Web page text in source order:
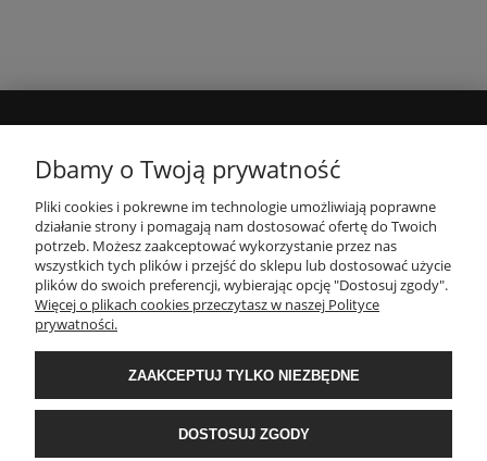
INFORMACJE
PŁATNOŚCI I DOSTAWA
O NAS
POPULARNE KATEGORIE
Dbamy o Twoją prywatność
Pliki cookies i pokrewne im technologie umożliwiają poprawne
działanie strony i pomagają nam dostosować ofertę do Twoich
potrzeb. Możesz zaakceptować wykorzystanie przez nas
wszystkich tych plików i przejść do sklepu lub dostosować użycie
plików do swoich preferencji, wybierając opcję "Dostosuj zgody".
Więcej o plikach cookies przeczytasz w naszej Polityce
prywatności.
ZAAKCEPTUJ TYLKO NIEZBĘDNE
DOSTOSUJ ZGODY